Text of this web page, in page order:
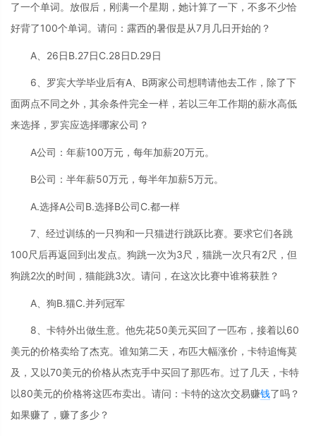
了一个单词。放假后，刚满一个星期，她计算了一下，不多不少恰
好背了100个单词。请问：露西的暑假是从7月几日开始的？
A、26日B.27日C.28日D.29日
6、罗宾大学毕业后有A、B两家公司想聘请他去工作，除了下
面两点不同之外，其余条件完全一样，若以三年工作期的薪水高低
来选择，罗宾应选择哪家公司？
A公司：年薪100万元，每年加薪20万元。
B公司：半年薪50万元，每半年加薪5万元。
A.选择A公司B.选择B公司C.都一样
7、经过训练的一只狗和一只猫进行跳跃比赛。要求它们各跳
100尺后再返回到出发点。狗跳一次为3尺，猫跳一次只有2尺，但
狗跳2次的时间，猫能跳3次。请问，在这次比赛中谁将获胜？
A、狗B.猫C.并列冠军
8、卡特外出做生意。他先花50美元买回了一匹布，接着以60
美元的价格卖给了杰克。谁知第二天，布匹大幅涨价，卡特追悔莫
及，又以70美元的价格从杰克手中买回了那匹布。过了几天，卡特
以80美元的价格将这匹布卖出。请问：卡特的这次交易赚钱了吗？
如果赚了，赚了多少？